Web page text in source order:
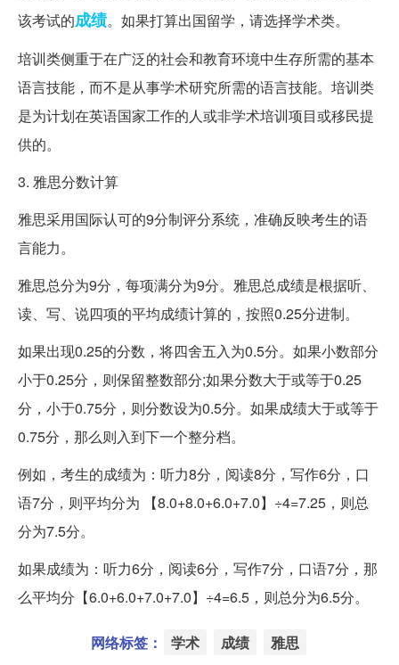
该考试的成绩。如果打算出国留学，请选择学术类。
培训类侧重于在广泛的社会和教育环境中生存所需的基本
语言技能，而不是从事学术研究所需的语言技能。培训类
是为计划在英语国家工作的人或非学术培训项目或移民提
供的。
3. 雅思分数计算
雅思采用国际认可的9分制评分系统，准确反映考生的语
言能力。
雅思总分为9分，每项满分为9分。雅思总成绩是根据听、
读、写、说四项的平均成绩计算的，按照0.25分进制。
如果出现0.25的分数，将四舍五入为0.5分。如果小数部分
小于0.25分，则保留整数部分;如果分数大于或等于0.25
分，小于0.75分，则分数设为0.5分。如果成绩大于或等于
0.75分，那么则入到下一个整分档。
例如，考生的成绩为：听力8分，阅读8分，写作6分，口
语7分，则平均分为 【8.0+8.0+6.0+7.0】÷4=7.25，则总
分为7.5分。
如果成绩为：听力6分，阅读6分，写作7分，口语7分，那
么平均分【6.0+6.0+7.0+7.0】÷4=6.5，则总分为6.5分。
网络标签： 学术 成绩 雅思